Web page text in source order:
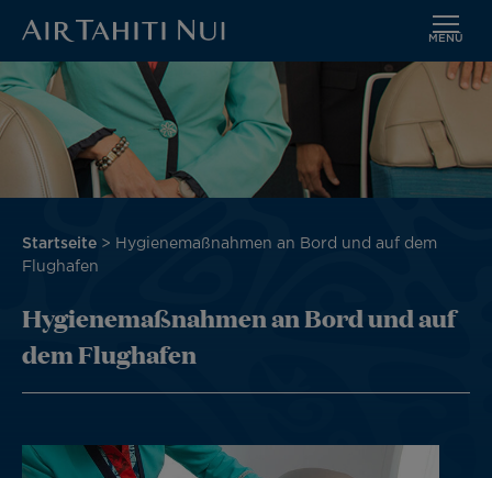
Hauptinhalt
wechseln
MENÜ
Pfadnavigation
Startseite
Hygienemaßnahmen an Bord und auf dem
Flughafen
Hygienemaßnahmen an Bord und auf
dem Flughafen